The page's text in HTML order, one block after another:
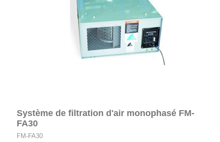
Système de filtration d'air monophasé FM-
FA30
FM-FA30